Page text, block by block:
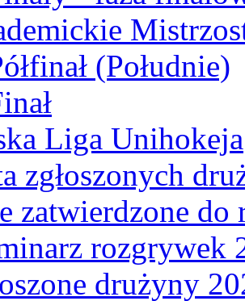
(Południe)
Liga Unihokeja
zgłoszonych
zatwierdzone do
rozgrywek
drużyny